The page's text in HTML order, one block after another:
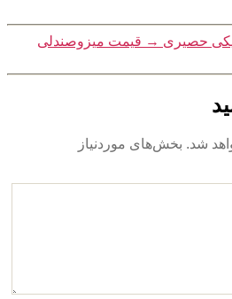
حصیری → قیمت میزوصندلی
شد. بخش‌های موردنیاز